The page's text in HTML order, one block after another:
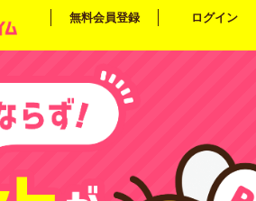
無料会員登録 ログイン